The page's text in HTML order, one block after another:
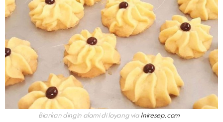
Biarkan dingin alami di loyang via Iniresep.com